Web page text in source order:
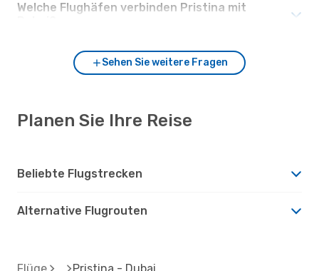
Welche Flughäfen verbinden Pristina mit
Sehen Sie weitere Fragen
Planen Sie Ihre Reise
Beliebte Flugstrecken
Alternative Flugrouten